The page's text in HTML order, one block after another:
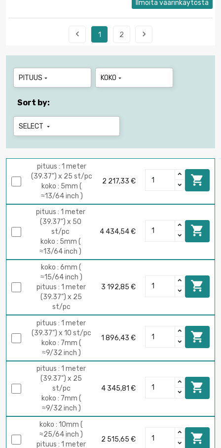
Ilmoita väärinkäytöstä
 1 2 
PITUUS  KOKO 
Sort by:
SELECT 
pituus : 1 meter
(39.37") x 25 st/pc
koko : 5mm (
≈13/64 inch )
2 217,33 € 
pituus : 1 meter
(39.37") x 50
st/pc
koko : 5mm (
≈13/64 inch )
4 434,54 € 
koko : 6mm (
≈15/64 inch )
pituus : 1 meter
(39.37") x 25
st/pc
3 192,85 € 
pituus : 1 meter
(39.37") x 10 st/pc
koko : 7mm (
≈9/32 inch )
1 896,43 € 
pituus : 1 meter
(39.37") x 25
st/pc
koko : 7mm (
≈9/32 inch )
4 345,81 € 
koko : 10mm (
≈25/64 inch )
pituus : 1 meter
2 515,65 € 